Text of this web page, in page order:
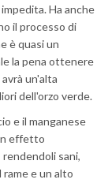
Ha anche
il processo di
è quasi un
la pena ottenere
un'alta
dell'orzo verde.
e il manganese
effetto
sani,
rame e un alto